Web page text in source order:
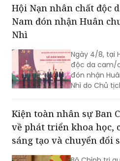
Hội Nạn nhân chất độc
Nam đón nhận Huân
Nhì
Ngày 4/8, tại
độc da cam/
đón nhận
Nhì do Chủ
Kiện toàn nhân sự Ban
về phát triển khoa học,
sáng tạo và chuyển đổi